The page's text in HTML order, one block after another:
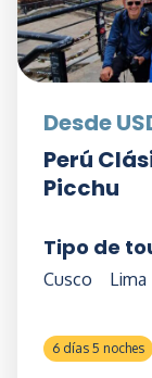
Desde
Perú
Picchu
Tipo de
Cusco Lima
6 días 5 noches